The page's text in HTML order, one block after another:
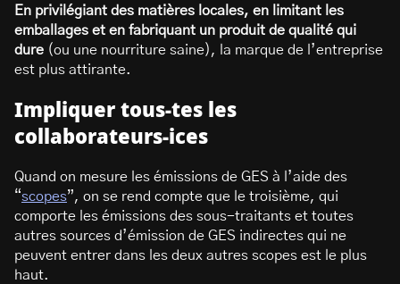
En privilégiant des matières locales, en limitant les
emballages et en fabriquant un produit de qualité qui
dure (ou une nourriture saine), la marque de l’entreprise
est plus attirante.
Impliquer tous-tes les
collaborateurs-ices
Quand on mesure les émissions de GES à l’aide des
“scopes”, on se rend compte que le troisième, qui
comporte les émissions des sous-traitants et toutes
autres sources d’émission de GES indirectes qui ne
peuvent entrer dans les deux autres scopes est le plus
haut.